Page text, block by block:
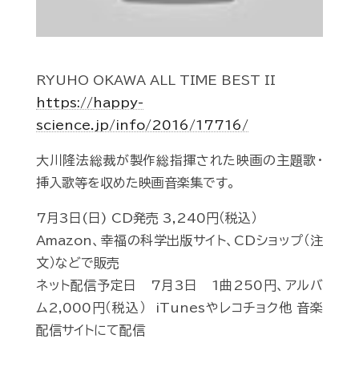
RYUHO OKAWA ALL TIME BEST II
https://happy-
science.jp/info/2016/17716/
大川隆法総裁が製作総指揮された映画の主題歌･
挿入歌等を収めた映画音楽集です。
7月3日(日) CD発売 3,240円（税込）
Amazon、幸福の科学出版サイト、CDショップ（注
文）などで販売
ネット配信予定日 7月3日 1曲250円、アルバ
ム2,000円（税込） iTunesやレコチョク他 音楽
配信サイトにて配信